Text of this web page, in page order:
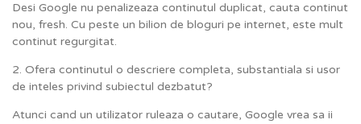
Desi Google nu penalizeaza continutul duplicat, cauta continut
nou, fresh. Cu peste un bilion de bloguri pe internet, este mult
continut regurgitat.
2. Ofera continutul o descriere completa, substantiala si usor
de inteles privind subiectul dezbatut?
Atunci cand un utilizator ruleaza o cautare, Google vrea sa ii